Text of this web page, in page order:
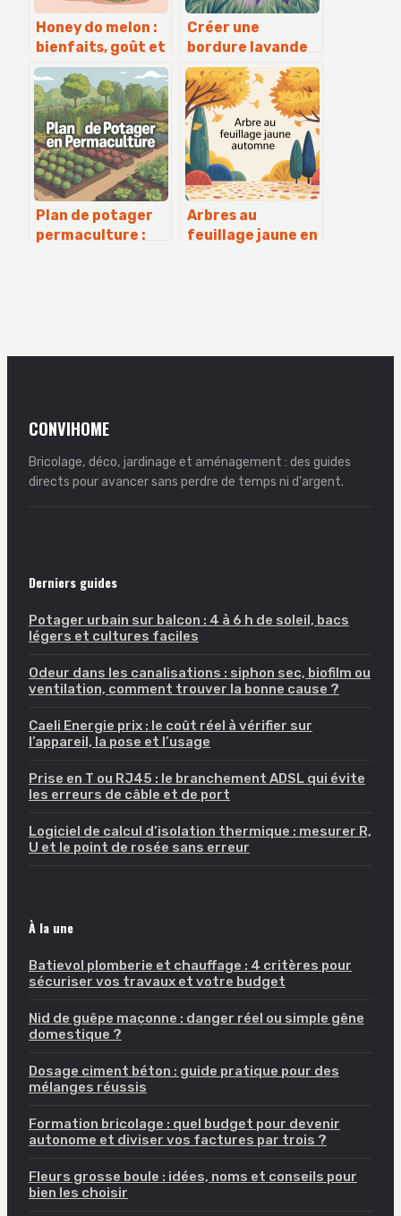
Honey do melon :
bienfaits, goût et
usages en cuisine
Créer une
bordure lavande
et graminées
réussie au jardin
Plan de potager
permaculture :
Arbres au
feuillage jaune en
CONVIHOME
Bricolage, déco, jardinage et aménagement : des guides
directs pour avancer sans perdre de temps ni d'argent.
Derniers guides
Potager urbain sur balcon : 4 à 6 h de soleil, bacs
légers et cultures faciles
Odeur dans les canalisations : siphon sec, biofilm ou
ventilation, comment trouver la bonne cause ?
Caeli Energie prix : le coût réel à vérifier sur
l’appareil, la pose et l’usage
Prise en T ou RJ45 : le branchement ADSL qui évite
les erreurs de câble et de port
Logiciel de calcul d’isolation thermique : mesurer R,
U et le point de rosée sans erreur
À la une
Batievol plomberie et chauffage : 4 critères pour
sécuriser vos travaux et votre budget
Nid de guêpe maçonne : danger réel ou simple gêne
domestique ?
Dosage ciment béton : guide pratique pour des
mélanges réussis
Formation bricolage : quel budget pour devenir
autonome et diviser vos factures par trois ?
Fleurs grosse boule : idées, noms et conseils pour
bien les choisir